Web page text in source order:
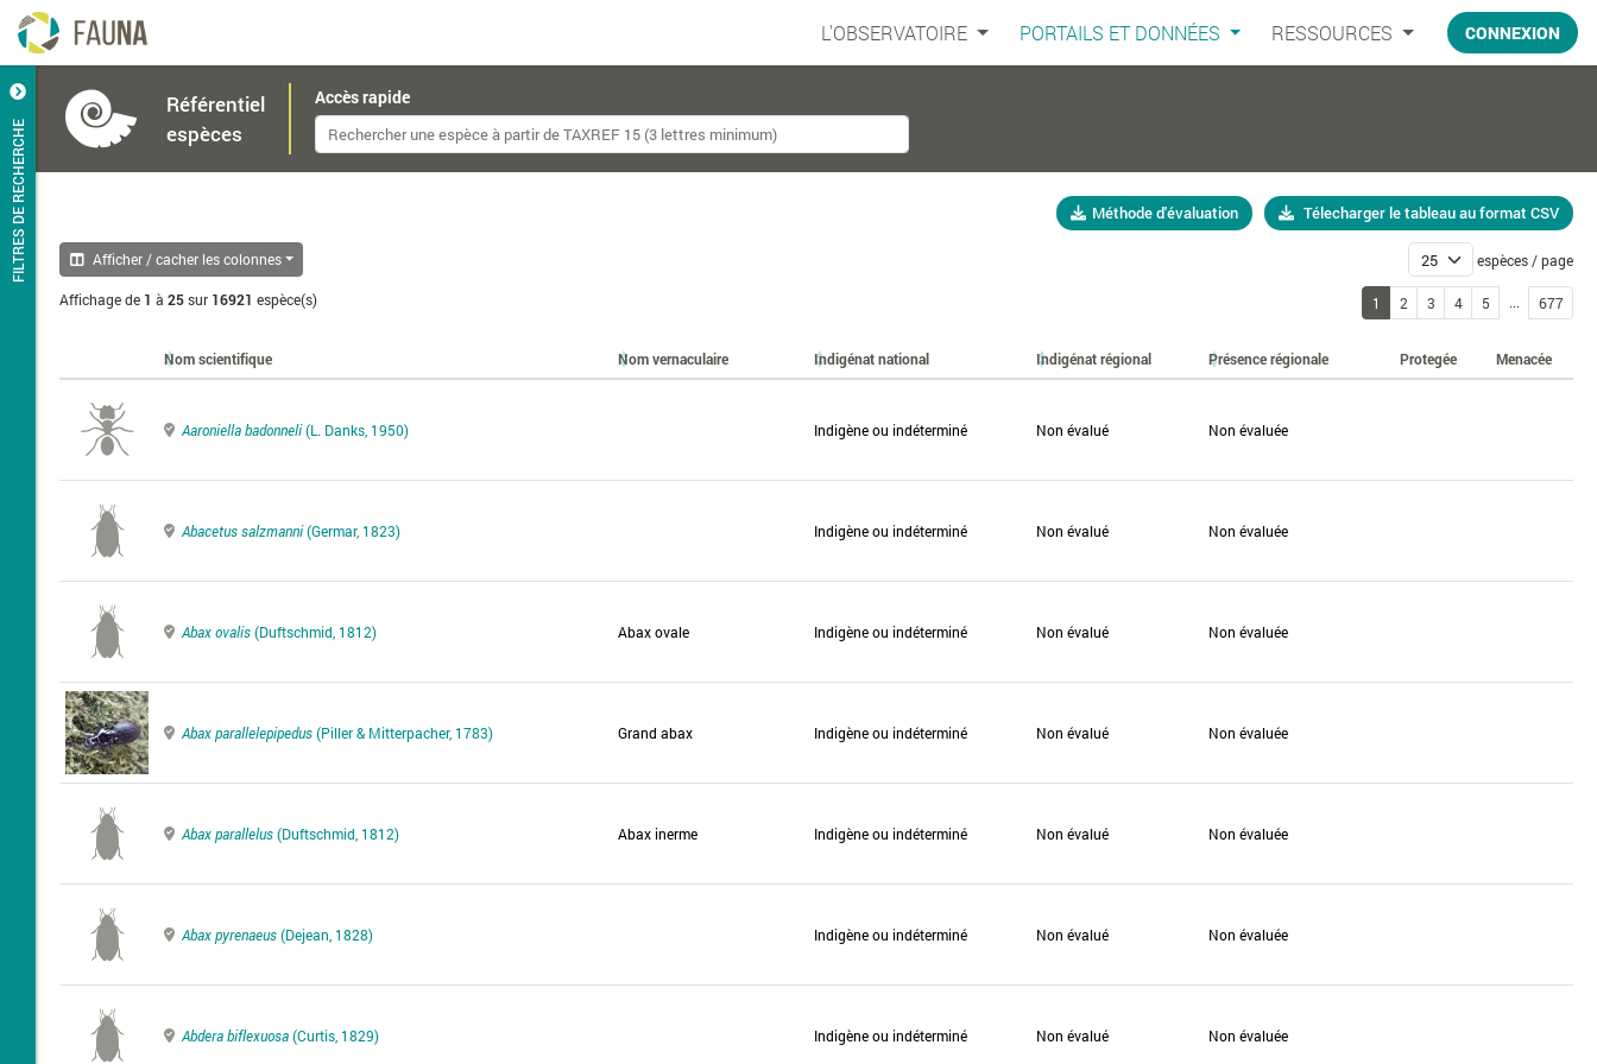
L'OBSERVATOIRE PORTAILS ET DONNÉES RESSOURCES CONNEXION
FILTRES DE RECHERCHE
Référentiel
espèces
Accès rapide
Méthode d'évaluation Télecharger le tableau au format CSV
Afficher / cacher les colonnes
Affichage de 1 à 25sur 16921 espèce(s)
espèces / page
1 2 3 4 5 ... 677
Nom scientifique Nom vernaculaire Indigénat national Indigénat régional Présence régionale Protegée Menacée
Aaroniella badonneli(L. Danks, 1950) Indigène ou indéterminé Non évalué Non évaluée
Abacetus salzmanni(Germar, 1823) Indigène ou indéterminé Non évalué Non évaluée
Abax ovalis(Duftschmid, 1812) Abax ovale Indigène ou indéterminé Non évalué Non évaluée
Abax parallelepipedus(Piller & Mitterpacher, 1783) Grand abax Indigène ou indéterminé Non évalué Non évaluée
Abax parallelus(Duftschmid, 1812) Abax inerme Indigène ou indéterminé Non évalué Non évaluée
Abax pyrenaeus(Dejean, 1828) Indigène ou indéterminé Non évalué Non évaluée
Abdera biflexuosa(Curtis, 1829) Indigène ou indéterminé Non évalué Non évaluée